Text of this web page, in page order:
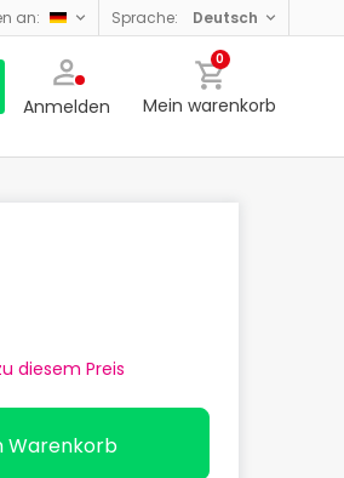
an: sprache: deutsch
Anmelden
0
Mein warenkorb
diesem Preis
Warenkorb